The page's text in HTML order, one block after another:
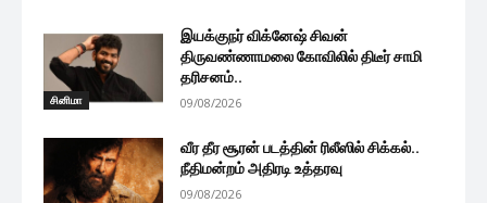
சினிமா
இயக்குநர் விக்னேஷ் சிவன்
திருவண்ணாமலை கோவிலில் திடீர் சாமி
தரிசனம்..
09/08/2026
வீர தீர சூரன் படத்தின் ரிலீஸில் சிக்கல்..
நீதிமன்றம் அதிரடி உத்தரவு
09/08/2026